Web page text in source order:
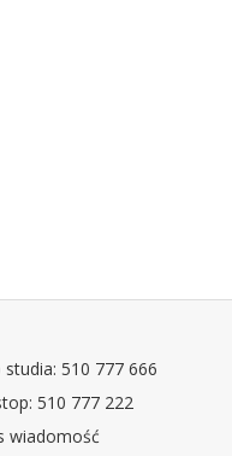
510 777 666
510 777 222
wiadomość